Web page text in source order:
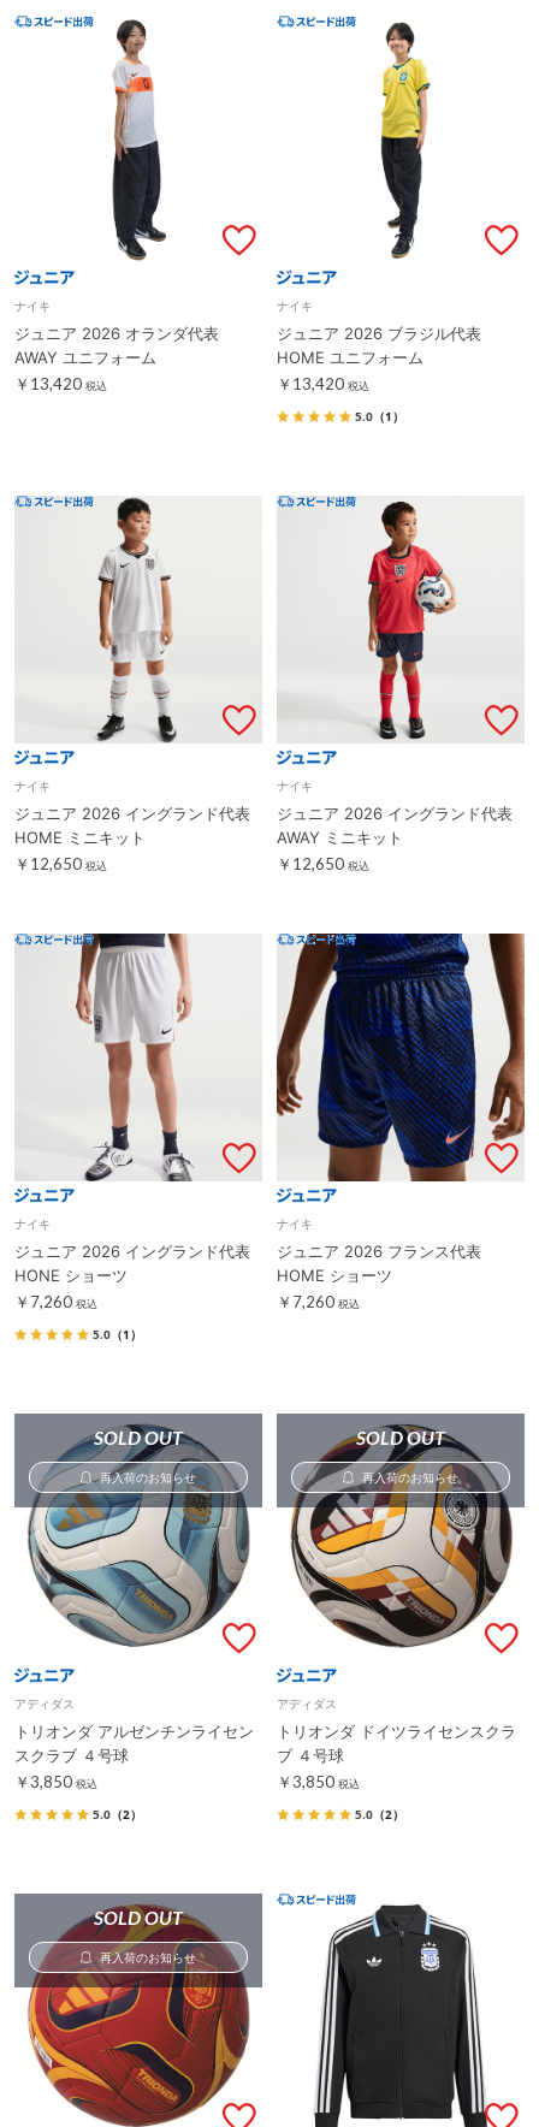
ナイキ
ジュニア 2026 オランダ代表
AWAY ユニフォーム
￥13,420 税込
ナイキ
ジュニア 2026 ブラジル代表
HOME ユニフォーム
￥13,420 税込
5.0 （1）
ナイキ
ジュニア 2026 イングランド代表
HOME ミニキット
￥12,650 税込
ナイキ
ジュニア 2026 イングランド代表
AWAY ミニキット
￥12,650 税込
ナイキ
ジュニア 2026 イングランド代表
HONE ショーツ
￥7,260 税込
5.0 （1）
ナイキ
ジュニア 2026 フランス代表
HOME ショーツ
￥7,260 税込
SOLD OUT
再入荷のお知らせ
アディダス
トリオンダ アルゼンチンライセン
スクラブ ４号球
￥3,850 税込
5.0 （2）
SOLD OUT
再入荷のお知らせ
アディダス
トリオンダ ドイツライセンスクラ
ブ ４号球
￥3,850 税込
5.0 （2）
SOLD OUT
再入荷のお知らせ